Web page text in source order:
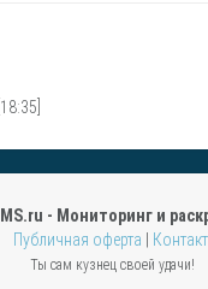
- Мониторинг и
Публичная оферта
Ты сам кузнец своей удачи!